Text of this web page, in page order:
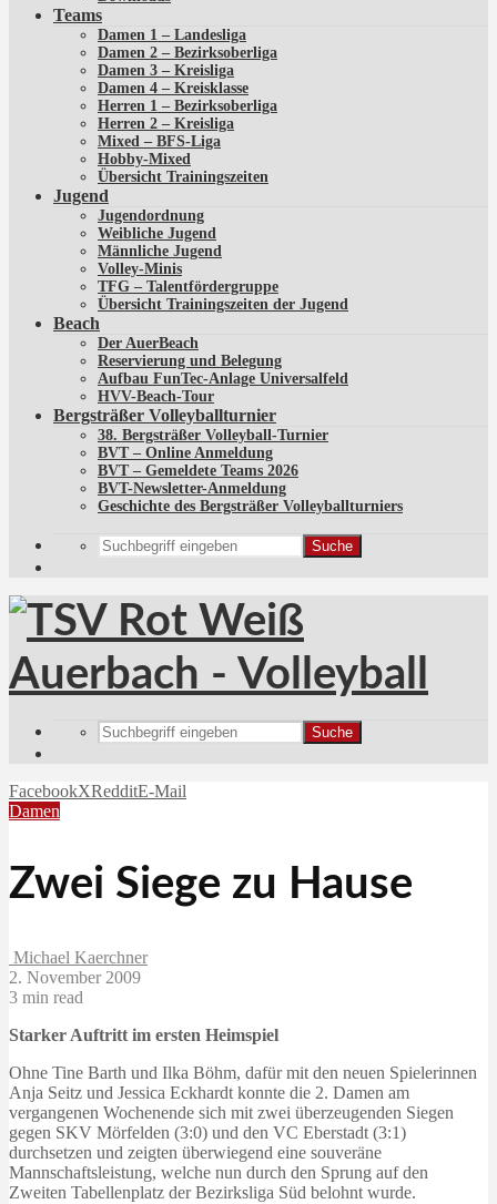
Teams
Damen 1 – Landesliga
Damen 2 – Bezirksoberliga
Damen 3 – Kreisliga
Damen 4 – Kreisklasse
Herren 1 – Bezirksoberliga
Herren 2 – Kreisliga
Mixed – BFS-Liga
Hobby-Mixed
Übersicht Trainingszeiten
Jugend
Jugendordnung
Weibliche Jugend
Männliche Jugend
Volley-Minis
TFG – Talentfördergruppe
Übersicht Trainingszeiten der Jugend
Beach
Der AuerBeach
Reservierung und Belegung
Aufbau FunTec-Anlage Universalfeld
HVV-Beach-Tour
Bergsträßer Volleyballturnier
38. Bergsträßer Volleyball-Turnier
BVT – Online Anmeldung
BVT – Gemeldete Teams 2026
BVT-Newsletter-Anmeldung
Geschichte des Bergsträßer Volleyballturniers
Suche
Suche
FacebookXRedditE-Mail
Damen
Zwei Siege zu Hause
Michael Kaerchner
2. November 2009
3 min read
Starker Auftritt im ersten Heimspiel
Ohne Tine Barth und Ilka Böhm, dafür mit den neuen Spielerinnen
Anja Seitz und Jessica Eckhardt konnte die 2. Damen am
vergangenen Wochenende sich mit zwei überzeugenden Siegen
gegen SKV Mörfelden (3:0) und den VC Eberstadt (3:1)
durchsetzen und zeigten überwiegend eine souveräne
Mannschaftsleistung, welche nun durch den Sprung auf den
Zweiten Tabellenplatz der Bezirksliga Süd belohnt wurde.